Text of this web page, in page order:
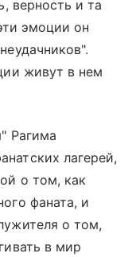
верность и та
эмоции он
живут в нем
Рагима
лагерей,
о том, как
фаната, и
о том,
в мир